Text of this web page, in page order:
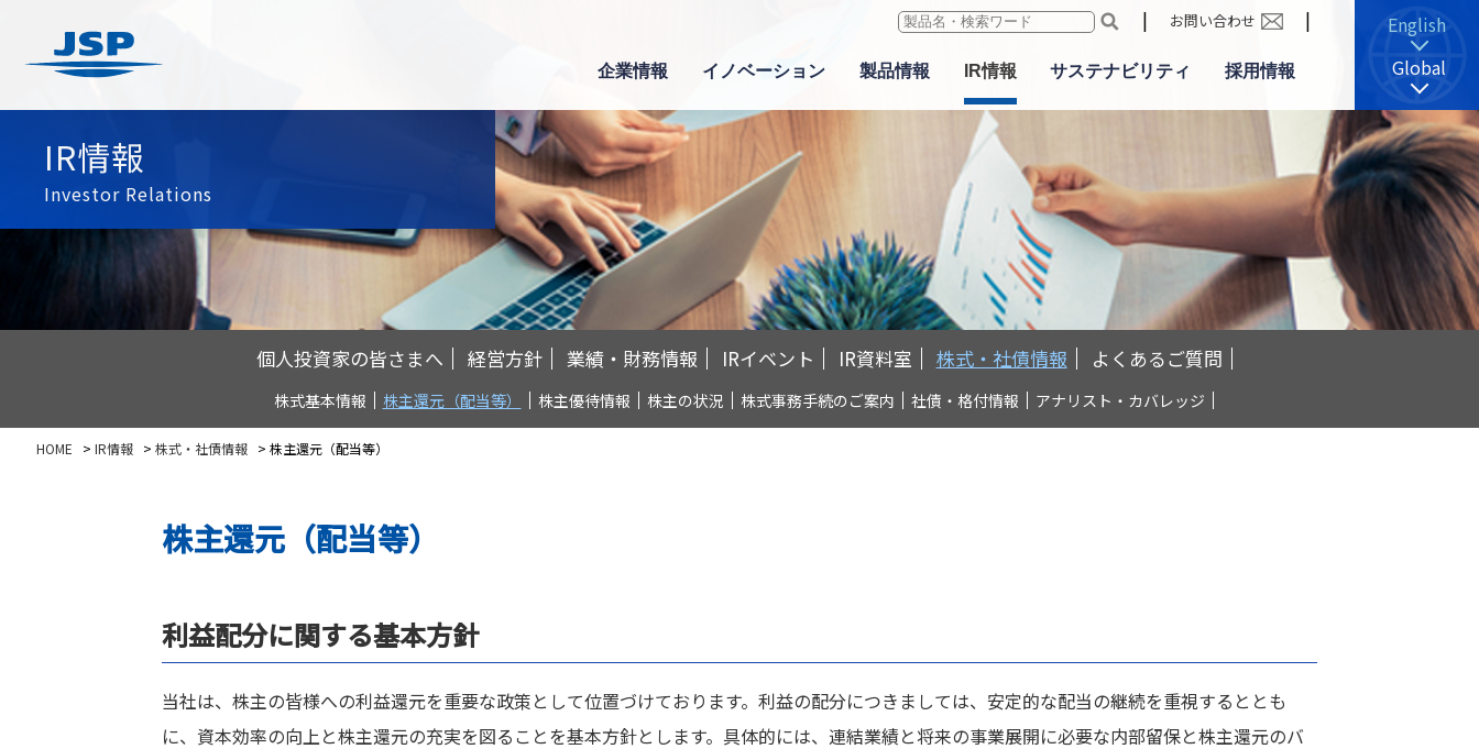
English
Global
|
お問い合わせ
|
企業情報
企業理念
役員一覧
主要製品一覧
JSPについて
事業概要
JSPの強み
業界環境の説明
会社案内動画
グローバルネットワーク
グループ編成
JSP国内事業所一覧
国内グループ会社一覧
海外グループ会社一覧
イノベーション
新事業開発 海外開発拠点
製品情報
FPD関連保護用途
住宅・建築・養生用途
農業・水産・畜産用途
自動車・車両関連用途
50音で探す
ア行・カ行
サ行・タ行
ナ行・ハ行
マ行・ヤ行
ラ行・ワ行
事業から探す
生活資材
産業資材
建築土木資材
高機能材
ＥＰＳ
お問い合わせ
カタログダウンロード
お役立ち情報
IR情報
経営方針
長期ビジョン
コーポレート・ガバナンス
事業等のリスク
ディスクロージャーポリシー
業績・財務情報
業績ハイライト
セグメント別情報
主な経営指標
貸借対照表
損益計算書
IRイベント
決算説明会
IR資料室
最新資料
決算短信
有価証券報告書
株主向け報告書
Corporate Report
株式・社債情報
株式基本情報
株主還元（配当等）
株主優待情報
株主の状況
株式事務手続きのご案内
アナリスト・カバレッジ
よくあるご質問
サステナビリティ
環境
化学品・製品安全
気候変動対応
社会
人的資本に関する考え方及び
取り組み
ダイバーシティ
人材育成
ワークライフバランス
社会貢献活動
安全
品質保証
コーポレート・ガバナンス
基本的な考え方
役員一覧
コーポレート・ガバナンス体制
内部統制システム・リスク管理体制
レスポンシブル・ケア
RC活動
RC推進体制
RC中期目標と活動計画
ステークホルダーとのコミュニケーション
採用情報
IR情報
Investor Relations
個人投資家の皆さまへ 経営方針 業績・財務情報 IRイベント IR資料室 株式・社債情報 よくあるご質問
株式基本情報 株主還元（配当等） 株主優待情報 株主の状況 株式事務手続のご案内 社債・格付情報 アナリスト・カバレッジ
HOME > IR情報 > 株式・社債情報 > 株主還元（配当等）
株主還元（配当等）
利益配分に関する基本方針
当社は、株主の皆様への利益還元を重要な政策として位置づけております。利益の配分につきましては、安定的な配当の継続を重視するととも
に、資本効率の向上と株主還元の充実を図ることを基本方針とします。具体的には、連結業績と将来の事業展開に必要な内部留保と株主還元のバ